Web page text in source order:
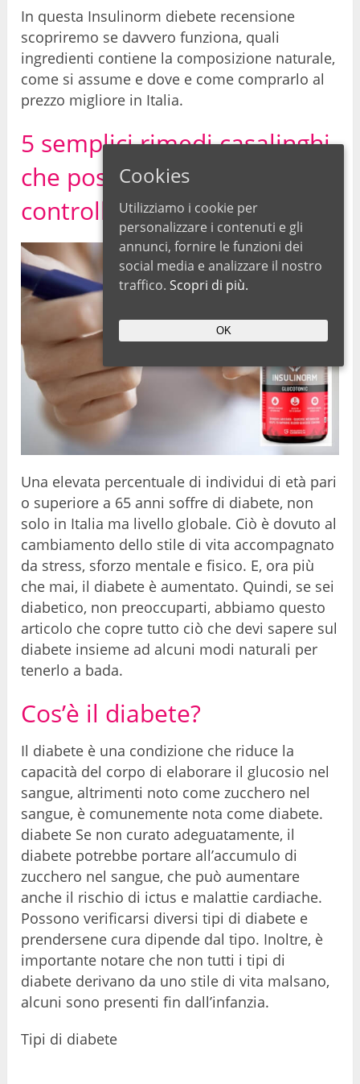
In questa Insulinorm diebete recensione
scopriremo se davvero funziona, quali
ingredienti contiene la composizione naturale,
come si assume e dove e come comprarlo al
prezzo migliore in Italia.
5 semplici rimedi casalinghi
che possono aiutarti a
controllare il diabete
Una elevata percentuale di individui di età pari
o superiore a 65 anni soffre di diabete, non
solo in Italia ma livello globale. Ciò è dovuto al
cambiamento dello stile di vita accompagnato
da stress, sforzo mentale e fisico. E, ora più
che mai, il diabete è aumentato. Quindi, se sei
diabetico, non preoccuparti, abbiamo questo
articolo che copre tutto ciò che devi sapere sul
diabete insieme ad alcuni modi naturali per
tenerlo a bada.
Cos’è il diabete?
Il diabete è una condizione che riduce la
capacità del corpo di elaborare il glucosio nel
sangue, altrimenti noto come zucchero nel
sangue, è comunemente nota come diabete.
diabete Se non curato adeguatamente, il
diabete potrebbe portare all’accumulo di
zucchero nel sangue, che può aumentare
anche il rischio di ictus e malattie cardiache.
Possono verificarsi diversi tipi di diabete e
prendersene cura dipende dal tipo. Inoltre, è
importante notare che non tutti i tipi di
diabete derivano da uno stile di vita malsano,
alcuni sono presenti fin dall’infanzia.
Tipi di diabete
Cookies
Utilizziamo i cookie per
personalizzare i contenuti e gli
annunci, fornire le funzioni dei
social media e analizzare il nostro
traffico. Scopri di più.
OK